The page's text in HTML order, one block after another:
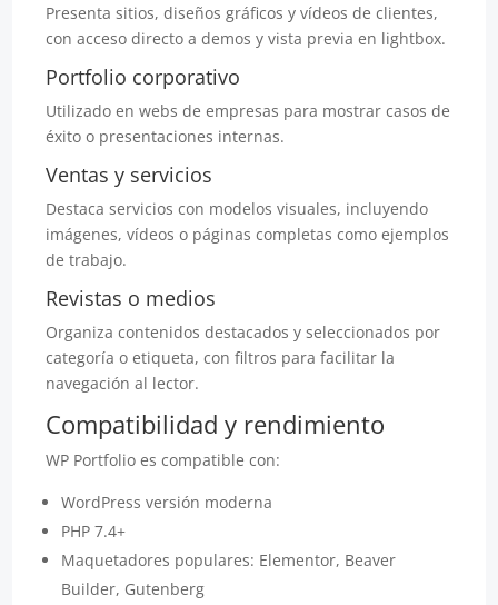
Presenta sitios, diseños gráficos y vídeos de clientes,
con acceso directo a demos y vista previa en lightbox.
Portfolio corporativo
Utilizado en webs de empresas para mostrar casos de
éxito o presentaciones internas.
Ventas y servicios
Destaca servicios con modelos visuales, incluyendo
imágenes, vídeos o páginas completas como ejemplos
de trabajo.
Revistas o medios
Organiza contenidos destacados y seleccionados por
categoría o etiqueta, con filtros para facilitar la
navegación al lector.
Compatibilidad y rendimiento
WP Portfolio es compatible con:
WordPress versión moderna
PHP 7.4+
Maquetadores populares: Elementor, Beaver
Builder, Gutenberg